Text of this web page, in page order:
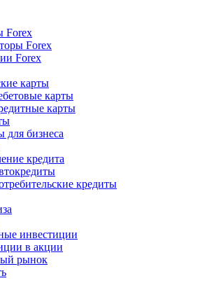
Forex
Forex
Forex
карты
карты
карты
для бизнеса
кредита
кредиты
инвестиции
в акции
рынок